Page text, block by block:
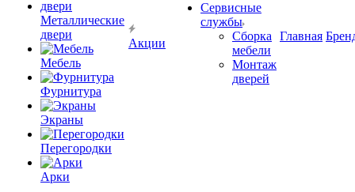
Металлические
двери
Мебель
Фурнитура
Экраны
Перегородки
Арки
Акции
Сервисные
службы
Сборка
мебели
Монтаж
дверей
Главная